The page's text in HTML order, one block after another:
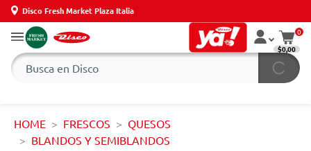
Disco Fresh Market Plaza Italia
0
$0,00
HOME FRESCOS
QUESOS
BLANDOS Y SEMIBLANDOS